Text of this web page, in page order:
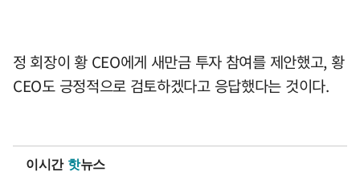
정 회장이 황 CEO에게 새만금 투자 참여를 제안했고, 황
CEO도 긍정적으로 검토하겠다고 응답했다는 것이다.
이시간 핫뉴스